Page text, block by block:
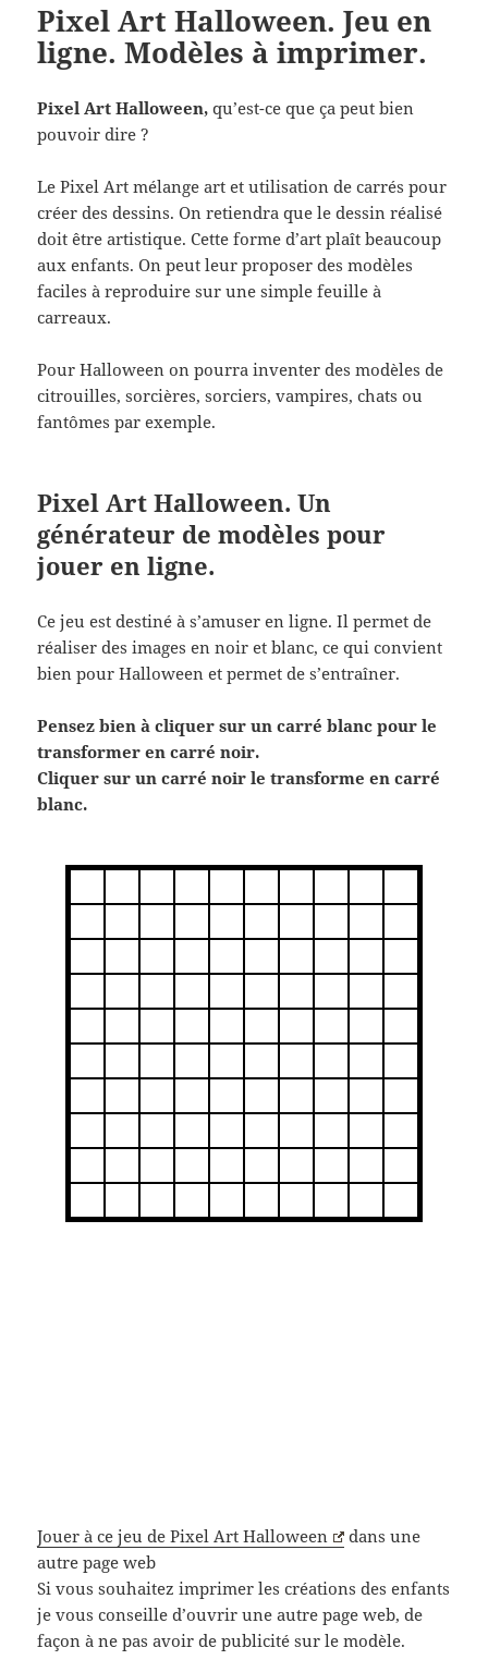
Pixel Art Halloween. Jeu en
ligne. Modèles à imprimer.
Pixel Art Halloween, qu’est-ce que ça peut bien
pouvoir dire ?
Le Pixel Art mélange art et utilisation de carrés pour
créer des dessins. On retiendra que le dessin réalisé
doit être artistique. Cette forme d’art plaît beaucoup
aux enfants. On peut leur proposer des modèles
faciles à reproduire sur une simple feuille à
carreaux.
Pour Halloween on pourra inventer des modèles de
citrouilles, sorcières, sorciers, vampires, chats ou
fantômes par exemple.
Pixel Art Halloween. Un
générateur de modèles pour
jouer en ligne.
Ce jeu est destiné à s’amuser en ligne. Il permet de
réaliser des images en noir et blanc, ce qui convient
bien pour Halloween et permet de s’entraîner.
Pensez bien à cliquer sur un carré blanc pour le
transformer en carré noir.
Cliquer sur un carré noir le transforme en carré
blanc.
Jouer à ce jeu de Pixel Art Halloween
dans une
autre page web
Si vous souhaitez imprimer les créations des enfants
je vous conseille d’ouvrir une autre page web, de
façon à ne pas avoir de publicité sur le modèle.